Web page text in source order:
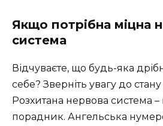
Якщо потрібна міцна
система
Відчуваєте, що будь-яка
себе? Зверніть увагу до
Розхитана нервова система
порадник. Ангельська